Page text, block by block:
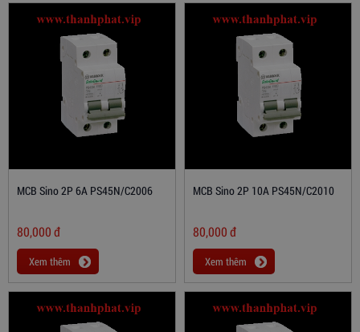
MCB Sino 2P 6A PS45N/C2006
80,000đ
Xem thêm
MCB Sino 2P 10A PS45N/C2010
80,000đ
Xem thêm